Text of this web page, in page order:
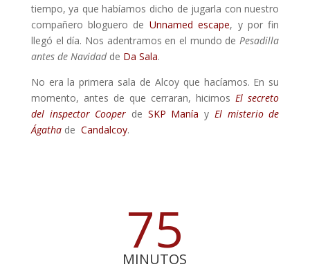
tiempo, ya que habíamos dicho de jugarla con nuestro
compañero bloguero de Unnamed escape, y por fin
llegó el día. Nos adentramos en el mundo dePesadilla
antes de Navidadde Da Sala.
No era la primera sala de Alcoy que hacíamos. En su
momento, antes de que cerraran, hicimosEl secreto
del inspector Cooper de SKP Manía y El misterio de
Ágathade Candalcoy.
75
MINUTOS